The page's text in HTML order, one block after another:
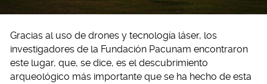
Gracias al uso de drones y tecnología láser, los
investigadores de la Fundación Pacunam encontraron
este lugar, que, se dice, es el descubrimiento
arqueológico más importante que se ha hecho de esta